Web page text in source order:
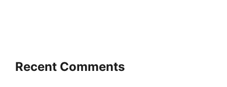
Recent Comments